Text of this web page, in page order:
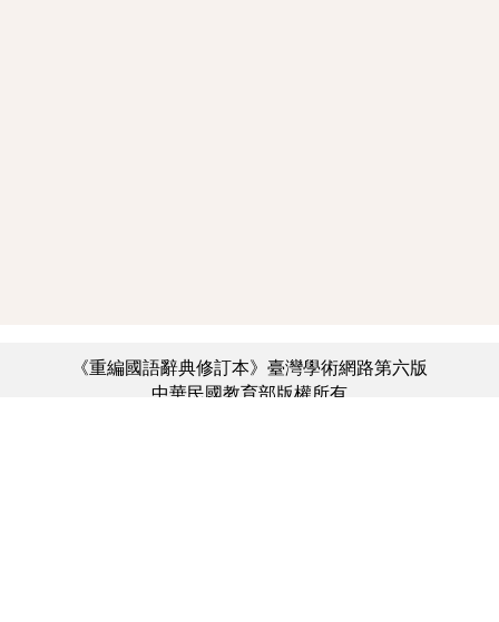
《重編國語辭典修訂本》臺灣學術網路第六版
中華民國教育部版權所有